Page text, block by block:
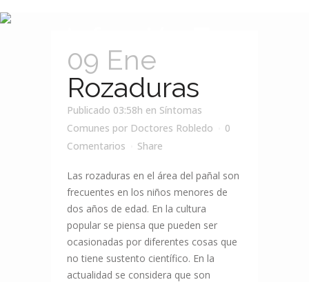
09 Ene
Rozaduras
Publicado 03:58h en Síntomas
Comunes por Doctores Robledo
0
Comentarios
Share
Las rozaduras en el área del pañal son
frecuentes en los niños menores de
dos años de edad. En la cultura
popular se piensa que pueden ser
ocasionadas por diferentes cosas que
no tiene sustento científico. En la
actualidad se considera que son